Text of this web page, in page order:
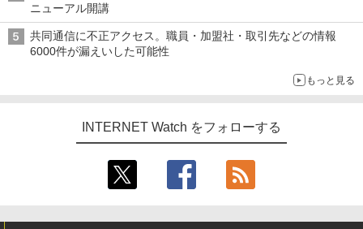
ニューアル開講
共同通信に不正アクセス。職員・加盟社・取引先などの情報
6000件が漏えいした可能性
もっと見る
INTERNET Watch をフォローする